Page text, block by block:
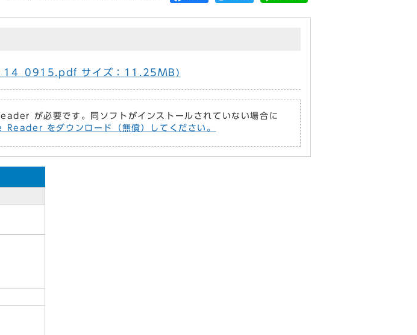
14_0915.pdf サイズ：11.25MB)
が必要です。同ソフトがインストールされていない場合に
をダウンロード（無償）してください。